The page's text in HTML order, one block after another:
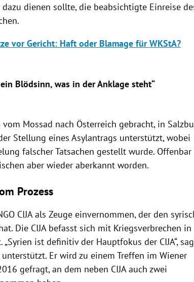
dienen sollte, die beabsichtigte Einreise
vor Gericht: Haft oder Blamage für WKStA?
ein Blödsinn, was in der Anklage steht“
Mossad nach Österreich gebracht, in
Stellung eines Asylantrags unterstützt, wobei
falscher Tatsachen gestellt wurde.
aber wieder aberkannt worden.
Prozess
CIJA als Zeuge einvernommen, der den
Die CIJA befasst sich mit Kriegsverbrechen in
ist definitiv der Hauptfokus der CIJA“,
Er wird zu einem Treffen im Wiener
gefragt, an dem neben CIJA auch zwei